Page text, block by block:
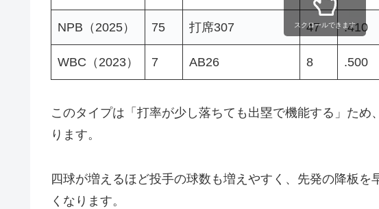
NPB（2025） 75 打席307 47 .410
WBC（2023） 7 AB26 8 .500
スクロールできます
このタイプは「打率が少し落ちても出塁で機能する」た
ります。
四球が増えるほど投手の球数も増えやすく、先発の降板
くなります。